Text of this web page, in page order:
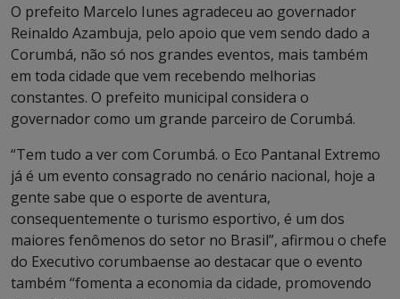
O prefeito Marcelo Iunes agradeceu ao governador
Reinaldo Azambuja, pelo apoio que vem sendo dado a
Corumbá, não só nos grandes eventos, mais também
em toda cidade que vem recebendo melhorias
constantes. O prefeito municipal considera o
governador como um grande parceiro de Corumbá.
“Tem tudo a ver com Corumbá. o Eco Pantanal Extremo
já é um evento consagrado no cenário nacional, hoje a
gente sabe que o esporte de aventura,
consequentemente o turismo esportivo, é um dos
maiores fenômenos do setor no Brasil”, afirmou o chefe
do Executivo corumbaense ao destacar que o evento
também “fomenta a economia da cidade, promovendo